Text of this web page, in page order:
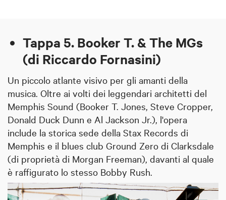
Tappa 5. Booker T. & The MGs
(di Riccardo Fornasini)
Un piccolo atlante visivo per gli amanti della
musica. Oltre ai volti dei leggendari architetti del
Memphis Sound (Booker T. Jones, Steve Cropper,
Donald Duck Dunn e Al Jackson Jr.), l'opera
include la storica sede della Stax Records di
Memphis e il blues club Ground Zero di Clarksdale
(di proprietà di Morgan Freeman), davanti al quale
è raffigurato lo stesso Bobby Rush.